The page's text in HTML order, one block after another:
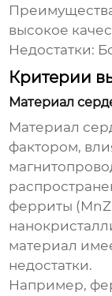
высокое
Недостатки:
Критерии
Материал
Материал
фактором,
ферриты
материал
недостатки.
Например,